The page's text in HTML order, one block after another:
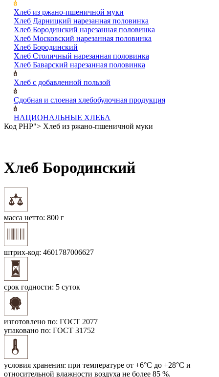
Хлеб из ржано-пшеничной муки
Хлеб Дарницкий нарезанная половинка
Хлеб Бородинский нарезанная половинка
Хлеб Московский нарезанная половинка
Хлеб Бородинский
Хлеб Столичный нарезанная половинка
Хлеб Баварский нарезанная половинка
Хлеб с добавленной пользой
Сдобная и слоеная хлебобулочная продукция
НАЦИОНАЛЬНЫЕ ХЛЕБА
Код PHP"> Хлеб из ржано-пшеничной муки
Хлеб Бородинский
масса нетто: 800 г
штрих-код: 4601787006627
срок годности: 5 суток
изготовлено по: ГОСТ 2077
упаковано по: ГОСТ 31752
условия хранения: при температуре от +6°С до +28°С и
относительной влажности воздуха не более 85 %.